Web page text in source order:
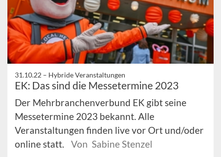
31.10.22 – Hybride Veranstaltungen
EK: Das sind die Messetermine 2023
Der Mehrbranchenverbund EK gibt seine
Messetermine 2023 bekannt. Alle
Veranstaltungen finden live vor Ort und/oder
online statt.
Von Sabine Stenzel